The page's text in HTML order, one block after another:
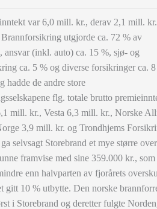
var 6,0 mill. kr., derav 2,1 mill.
utgjorde ca. 72 % av
ansvar (inkl. auto) ca. 15 %, sjø- og
ca. 5 % og diverse forsikringer ca.
hadde de andre store
flg. totale brutto
mill. kr., Vesta 6,3 mill. kr., Norske
3,9 mill. kr. og Trondhjems
selvsagt Storebrand et mye større
framvise med sine 359.000 kr., som
enn halvparten av fjorårets
gitt 10 % utbytte. Den norske
i Storebrand og deretter fulgte